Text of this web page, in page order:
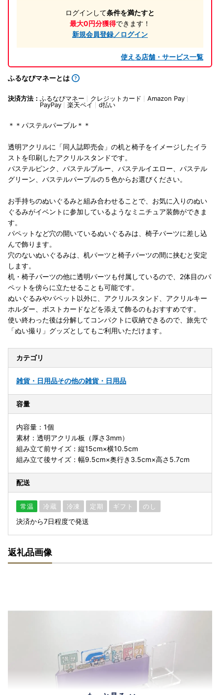
ログインして条件を満たすと
最大0円分獲得できます！
新規会員登録／ログイン
使える店舗・サービス一覧
ふるなびマネーとは
決済方法： ふるなびマネー クレジットカード
Amazon Pay
PayPay
楽天ペイ d払い
＊＊パステルパープル＊＊
透明アクリルに「同人誌即売会」の机と椅子をイメージしたイラ
ストを印刷したアクリルスタンドです。
パステルピンク、パステルブルー、パステルイエロー、パステル
グリーン、パステルパープルの５色からお選びください。
お手持ちのぬいぐるみと組み合わせることで、お気に入りのぬい
ぐるみがイベントに参加しているようなミニチュア装飾ができま
す。
パペットなど穴の開いているぬいぐるみは、椅子パーツに差し込
んで飾ります。
穴のないぬいぐるみは、机パーツと椅子パーツの間に挟むと安定
します。
机・椅子パーツの他に透明パーツも付属しているので、2体目のパ
ペットを傍らに立たせることも可能です。
ぬいぐるみやパペット以外に、アクリルスタンド、アクリルキー
ホルダー、ポストカードなどを添えて飾るのもおすすめです。
使い終わった後は分解してコンパクトに収納できるので、旅先で
「ぬい撮り」グッズとしてもご利用いただけます。
カテゴリ
雑貨・日用品その他の雑貨・日用品
容量
内容量：1個
素材：透明アクリル板（厚さ3mm）
組み立て前サイズ：縦15cm×横10.5cm
組み立て後サイズ：幅9.5cm×奥行き3.5cm×高さ5.7cm
配送
常温 冷蔵 冷凍 定期 ギフト のし
決済から7日程度で発送
返礼品画像